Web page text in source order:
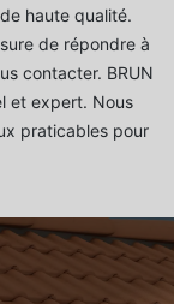
haute qualité.
de répondre à
contacter. BRUN
et expert. Nous
praticables pour